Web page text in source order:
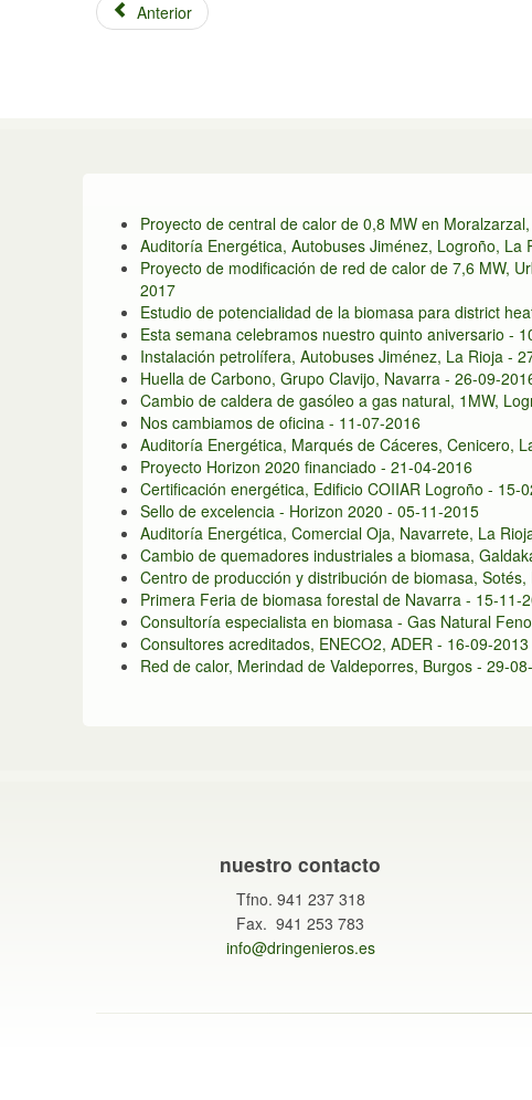
Anterior
Proyecto de central de calor de 0,8 MW en
Auditoría Energética, Autobuses Jiménez, Logroño, La
Proyecto de modificación de red de calor de 7,6 MW,
2017
Estudio de potencialidad de la biomasa para district
Esta semana celebramos nuestro quinto aniversario -
Instalación petrolífera, Autobuses Jiménez, La Rioja -
Huella de Carbono, Grupo Clavijo, Navarra - 26-09-
Cambio de caldera de gasóleo a gas natural, 1MW,
Nos cambiamos de oficina - 11-07-2016
Auditoría Energética, Marqués de Cáceres, Cenicero,
Proyecto Horizon 2020 financiado - 21-04-2016
Certificación energética, Edificio COIIAR Logroño - 15-
Sello de excelencia - Horizon 2020 - 05-11-2015
Auditoría Energética, Comercial Oja, Navarrete, La
Cambio de quemadores industriales a biomasa,
Centro de producción y distribución de biomasa,
Primera Feria de biomasa forestal de Navarra - 15-11-
Consultoría especialista en biomasa - Gas Natural
Consultores acreditados, ENECO2, ADER - 16-09-2013
Red de calor, Merindad de Valdeporres, Burgos - 29-
nuestro contacto
Tfno. 941 237 318
Fax. 941 253 783
info@dringenieros.es